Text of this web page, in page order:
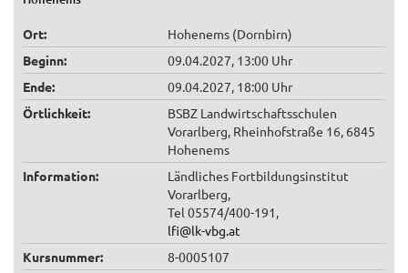
Ort:
Hohenems (Dornbirn)
Beginn:
09.04.2027, 13:00 Uhr
Ende:
09.04.2027, 18:00 Uhr
Örtlichkeit:
BSBZ Landwirtschaftsschulen
Vorarlberg, Rheinhofstraße 16, 6845
Hohenems
Information:
Ländliches Fortbildungsinstitut
Vorarlberg,
Tel 05574/400-191,
lfi@lk-vbg.at
Kursnummer:
8-0005107